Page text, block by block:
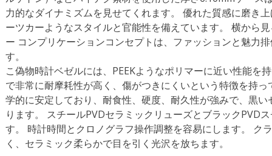
力的なダイナミズムを見せてくれます。 優れた質感に磨き
ーツカーようなスタイルと官能性を備えています。 横から
ー コンプリケーションコンセプトは、ファッションと魅力
す。
こ偽物時計ベゼルには、PEEKようなポリマーに近い性能を
で非常に耐摩耗性が高く、傷がつきにくいという特徴を持
学的に安定しており、耐食性、硬度、耐久性が強みで、黒
ります。 スチールPVDセラミックリューズとブラックPVD
す。 時計時間とクロノグラフ操作調整を容易にします。 ク
く、セラミック柔らかで目を引く光沢を放ちます。